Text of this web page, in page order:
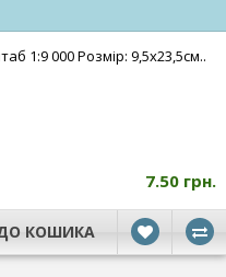
1:9 000 Розмір: 9,5х23,5см..
7.50 грн.
КОШИКА